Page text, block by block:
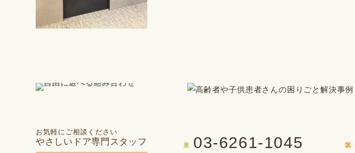
お気軽にご相談ください
やさしいドア専門スタッフ 03-6261-1045